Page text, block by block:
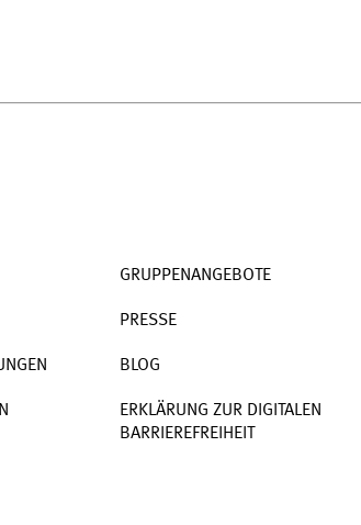
GRUPPENANGEBOTE
PRESSE
BLOG
ERKLÄRUNG ZUR DIGITALEN
BARRIEREFREIHEIT